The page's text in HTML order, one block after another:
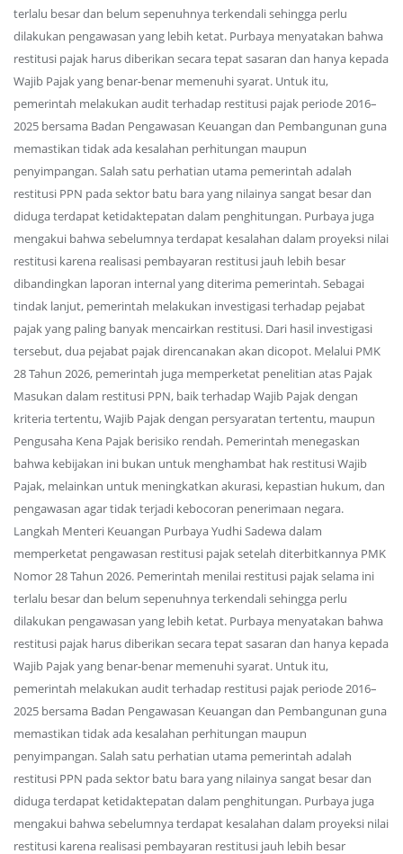
terlalu besar dan belum sepenuhnya terkendali sehingga perlu
dilakukan pengawasan yang lebih ketat. Purbaya menyatakan bahwa
restitusi pajak harus diberikan secara tepat sasaran dan hanya kepada
Wajib Pajak yang benar-benar memenuhi syarat. Untuk itu,
pemerintah melakukan audit terhadap restitusi pajak periode 2016–
2025 bersama Badan Pengawasan Keuangan dan Pembangunan guna
memastikan tidak ada kesalahan perhitungan maupun
penyimpangan. Salah satu perhatian utama pemerintah adalah
restitusi PPN pada sektor batu bara yang nilainya sangat besar dan
diduga terdapat ketidaktepatan dalam penghitungan. Purbaya juga
mengakui bahwa sebelumnya terdapat kesalahan dalam proyeksi nilai
restitusi karena realisasi pembayaran restitusi jauh lebih besar
dibandingkan laporan internal yang diterima pemerintah. Sebagai
tindak lanjut, pemerintah melakukan investigasi terhadap pejabat
pajak yang paling banyak mencairkan restitusi. Dari hasil investigasi
tersebut, dua pejabat pajak direncanakan akan dicopot. Melalui PMK
28 Tahun 2026, pemerintah juga memperketat penelitian atas Pajak
Masukan dalam restitusi PPN, baik terhadap Wajib Pajak dengan
kriteria tertentu, Wajib Pajak dengan persyaratan tertentu, maupun
Pengusaha Kena Pajak berisiko rendah. Pemerintah menegaskan
bahwa kebijakan ini bukan untuk menghambat hak restitusi Wajib
Pajak, melainkan untuk meningkatkan akurasi, kepastian hukum, dan
pengawasan agar tidak terjadi kebocoran penerimaan negara.
Langkah Menteri Keuangan Purbaya Yudhi Sadewa dalam
memperketat pengawasan restitusi pajak setelah diterbitkannya PMK
Nomor 28 Tahun 2026. Pemerintah menilai restitusi pajak selama ini
terlalu besar dan belum sepenuhnya terkendali sehingga perlu
dilakukan pengawasan yang lebih ketat. Purbaya menyatakan bahwa
restitusi pajak harus diberikan secara tepat sasaran dan hanya kepada
Wajib Pajak yang benar-benar memenuhi syarat. Untuk itu,
pemerintah melakukan audit terhadap restitusi pajak periode 2016–
2025 bersama Badan Pengawasan Keuangan dan Pembangunan guna
memastikan tidak ada kesalahan perhitungan maupun
penyimpangan. Salah satu perhatian utama pemerintah adalah
restitusi PPN pada sektor batu bara yang nilainya sangat besar dan
diduga terdapat ketidaktepatan dalam penghitungan. Purbaya juga
mengakui bahwa sebelumnya terdapat kesalahan dalam proyeksi nilai
restitusi karena realisasi pembayaran restitusi jauh lebih besar